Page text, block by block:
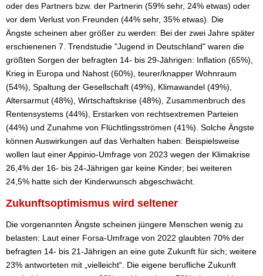
oder des Partners bzw. der Partnerin (59% sehr, 24% etwas) oder
vor dem Verlust von Freunden (44% sehr, 35% etwas). Die
Ängste scheinen aber größer zu werden: Bei der zwei Jahre später
erschienenen 7. Trendstudie "Jugend in Deutschland" waren die
größten Sorgen der befragten 14- bis 29-Jährigen: Inflation (65%),
Krieg in Europa und Nahost (60%), teurer/knapper Wohnraum
(54%), Spaltung der Gesellschaft (49%), Klimawandel (49%),
Altersarmut (48%), Wirtschaftskrise (48%), Zusammenbruch des
Rentensystems (44%), Erstarken von rechtsextremen Parteien
(44%) und Zunahme von Flüchtlingsströmen (41%). Solche Ängste
können Auswirkungen auf das Verhalten haben: Beispielsweise
wollen laut einer Appinio-Umfrage von 2023 wegen der Klimakrise
26,4% der 16- bis 24-Jährigen gar keine Kinder; bei weiteren
24,5% hatte sich der Kinderwunsch abgeschwächt.
Zukunftsoptimismus wird seltener
Die vorgenannten Ängste scheinen jüngere Menschen wenig zu
belasten: Laut einer Forsa-Umfrage von 2022 glaubten 70% der
befragten 14- bis 21-Jährigen an eine gute Zukunft für sich; weitere
23% antworteten mit „vielleicht“. Die eigene berufliche Zukunft